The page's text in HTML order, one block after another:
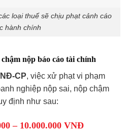
loại thuế sẽ chịu phạt cảnh cáo
hành chính
nộp báo cáo tài chính
CP, việc xử phạt vi phạm
nghiệp nộp sai, nộp chậm
định như sau:
– 10.000.000 VNĐ